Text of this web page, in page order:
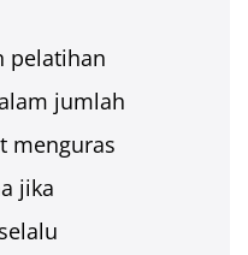
pelatihan
jumlah
menguras
jika